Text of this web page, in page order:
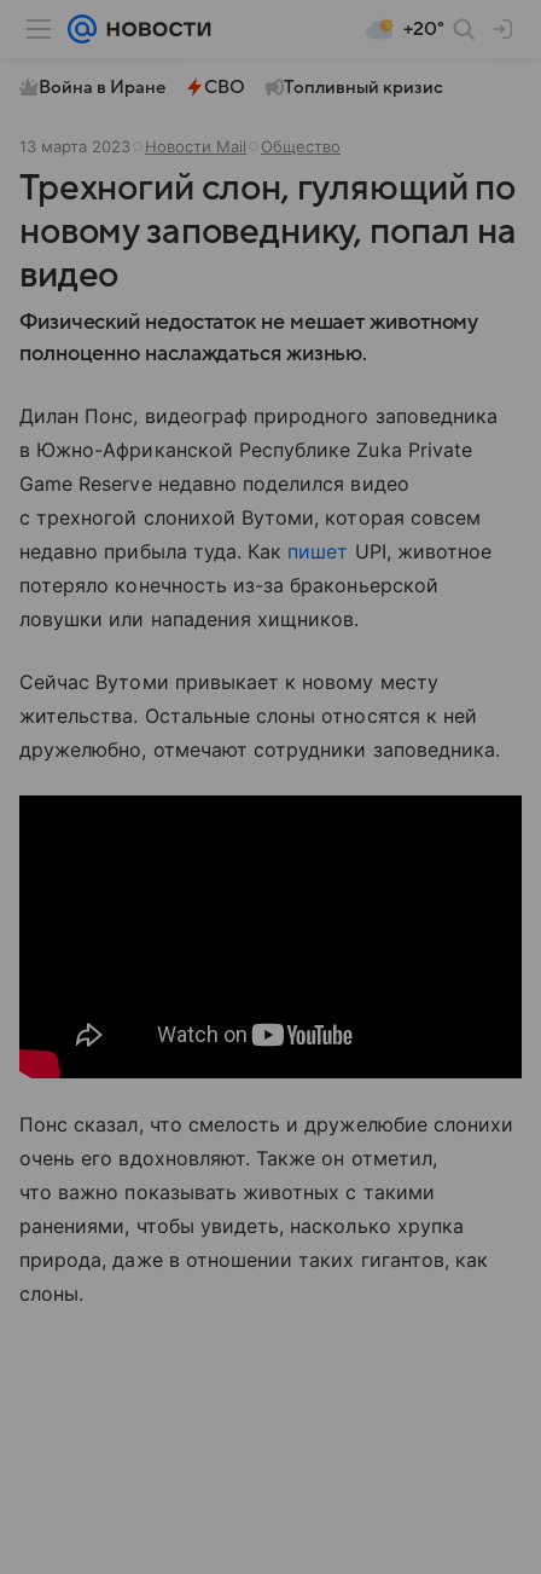
+20°
Война в Иране СВО Топливный кризис
13 марта 2023 Новости Mail Общество
Трехногий слон, гуляющий по
новому заповеднику, попал на
видео
Физический недостаток не мешает животному
полноценно наслаждаться жизнью.
Дилан Понс, видеограф природного заповедника
в Южно-Африканской Республике Zuka Private
Game Reserve недавно поделился видео
с трехногой слонихой Вутоми, которая совсем
недавно прибыла туда. Как пишет UPI, животное
потеряло конечность из-за браконьерской
ловушки или нападения хищников.
Сейчас Вутоми привыкает к новому месту
жительства. Остальные слоны относятся к ней
дружелюбно, отмечают сотрудники заповедника.
Понс сказал, что смелость и дружелюбие слонихи
очень его вдохновляют. Также он отметил,
что важно показывать животных с такими
ранениями, чтобы увидеть, насколько хрупка
природа, даже в отношении таких гигантов, как
слоны.